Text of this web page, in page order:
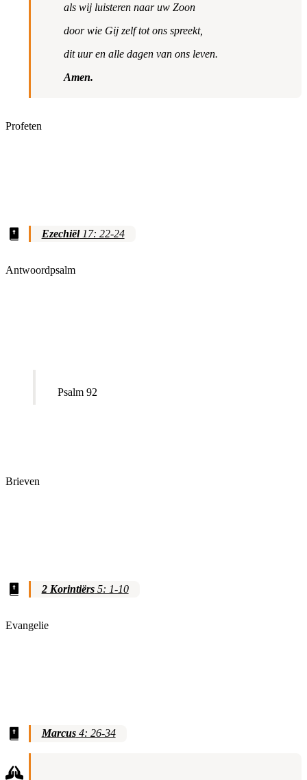
als wij luisteren naar uw Zoon
door wie Gij zelf tot ons spreekt,
dit uur en alle dagen van ons leven.
Amen.
Profeten
Ezechiël17: 22-24
Antwoordpsalm
Psalm 92
Brieven
2 Korintiërs5: 1-10
Evangelie
Marcus4: 26-34